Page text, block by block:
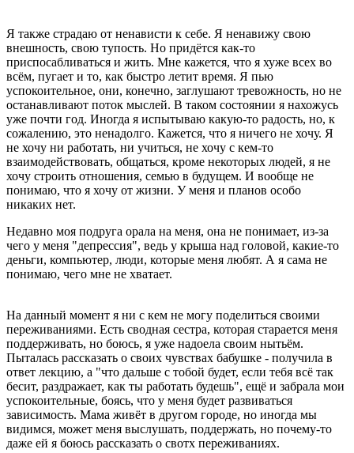
Я также страдаю от ненависти к себе. Я ненавижу свою
внешность, свою тупость. Но придётся как-то
приспосабливаться и жить. Мне кажется, что я хуже всех во
всём, пугает и то, как быстро летит время. Я пью
успокоительное, они, конечно, заглушают тревожность, но не
останавливают поток мыслей. В таком состоянии я нахожусь
уже почти год. Иногда я испытываю какую-то радость, но, к
сожалению, это ненадолго. Кажется, что я ничего не хочу. Я
не хочу ни работать, ни учиться, не хочу с кем-то
взаимодействовать, общаться, кроме некоторых людей, я не
хочу строить отношения, семью в будущем. И вообще не
понимаю, что я хочу от жизни. У меня и планов особо
никаких нет.
Недавно моя подруга орала на меня, она не понимает, из-за
чего у меня "депрессия", ведь у крыша над головой, какие-то
деньги, компьютер, люди, которые меня любят. А я сама не
понимаю, чего мне не хватает.
На данный момент я ни с кем не могу поделиться своими
переживаниями. Есть сводная сестра, которая старается меня
поддерживать, но боюсь, я уже надоела своим нытьëм.
Пыталась рассказать о своих чувствах бабушке - получила в
ответ лекцию, а "что дальше с тобой будет, если тебя всё так
бесит, раздражает, как ты работать будешь", ещё и забрала мои
успокоительные, боясь, что у меня будет развиваться
зависимость. Мама живёт в другом городе, но иногда мы
видимся, может меня выслушать, поддержать, но почему-то
даже ей я боюсь рассказать о свотх переживаниях.